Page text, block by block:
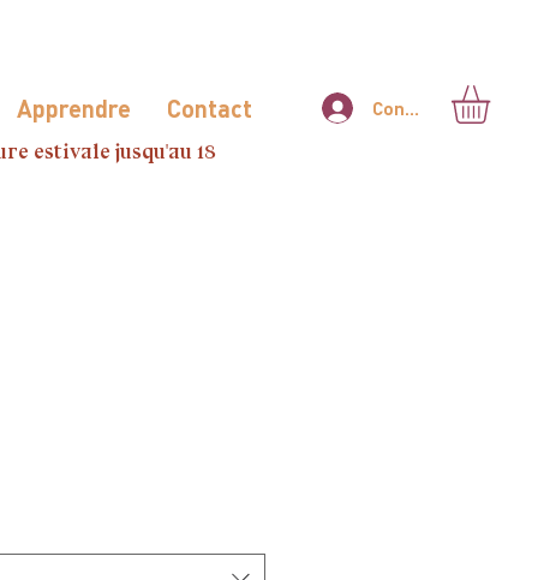
Apprendre Contact
estivale jusqu'au 18
Connexion